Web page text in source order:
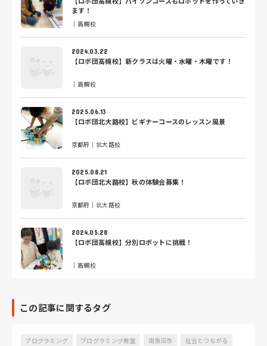
ます！
｜高槻校
2024.03.22
【ロボ団高槻校】新クラスは火曜・水曜・木曜です！
｜高槻校
2025.06.13
【ロボ団北大路校】ビギナーコースのレッスン風景
京都府｜北大路校
2025.08.21
【ロボ団北大路校】秋の体験会募集！
京都府｜北大路校
2024.05.28
【ロボ団高槻校】分別ロボットに挑戦！
｜高槻校
この記事に関するタグ
プログラミング プログラミング教室 南魚沼市
社会とつながる